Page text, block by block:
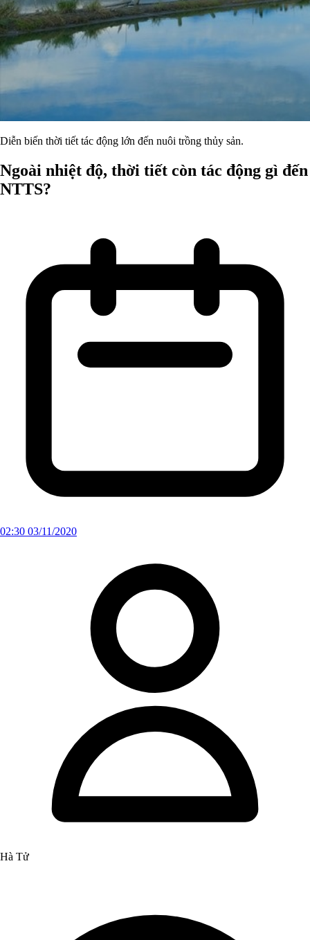
Diễn biến thời tiết tác động lớn đến nuôi trồng thủy sản.
Ngoài nhiệt độ, thời tiết còn tác động gì đến
NTTS?
02:30 03/11/2020
Hà Tử